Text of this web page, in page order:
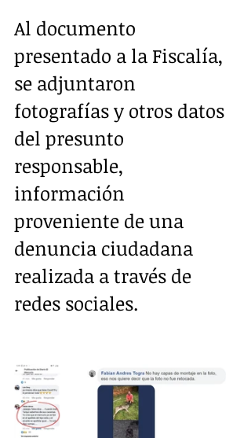
Al documento
presentado a la Fiscalía,
se adjuntaron
fotografías y otros datos
del presunto
responsable,
información
proveniente de una
denuncia ciudadana
realizada a través de
redes sociales.